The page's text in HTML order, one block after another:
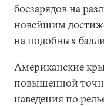
боезарядов на
новейшим
на подобных
Американские
повышенной
наведения по